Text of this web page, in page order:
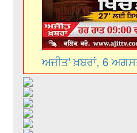
ਅਜੀਤ' ਖ਼ਬਰਾਂ, 6